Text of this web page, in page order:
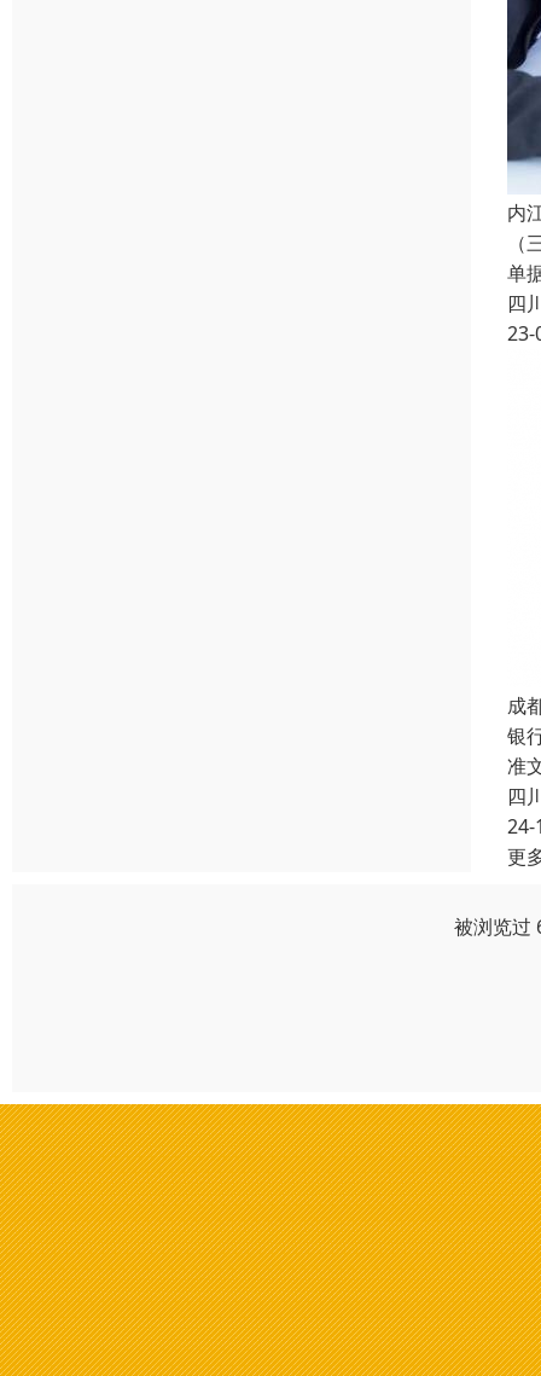
内
单
四
23-
成
银
准
四
24-
更
被浏览过